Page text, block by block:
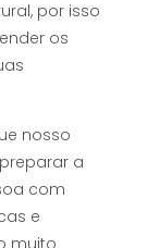
por isso
os
nosso
a
com
e